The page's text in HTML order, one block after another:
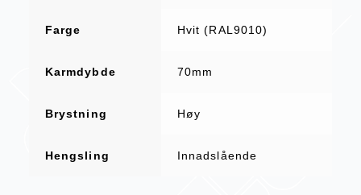
Farge Hvit (RAL9010)
Karmdybde 70mm
Brystning Høy
Hengsling Innadslående